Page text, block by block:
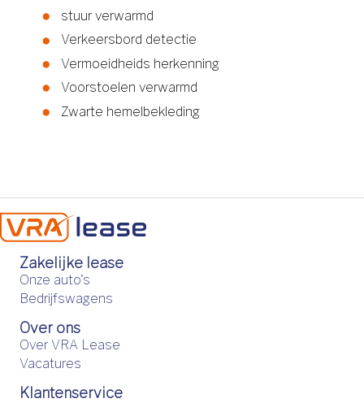
stuur verwarmd
Verkeersbord detectie
Vermoeidheids herkenning
Voorstoelen verwarmd
Zwarte hemelbekleding
Zakelijke lease
Onze auto's
Bedrijfswagens
Over ons
Over VRA Lease
Vacatures
Klantenservice